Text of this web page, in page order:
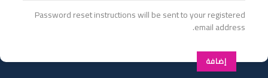
Password reset instructions will be sent to your registered
email address.